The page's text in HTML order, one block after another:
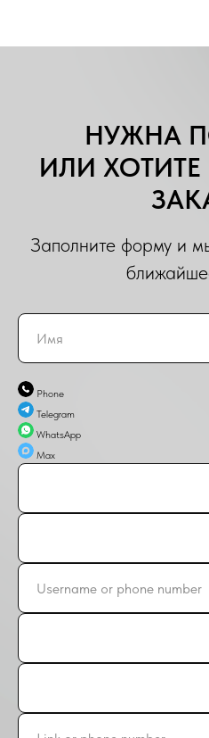
НУЖНА
ИЛИ
Заполните форму и
Phone
Telegram
WhatsApp
Max